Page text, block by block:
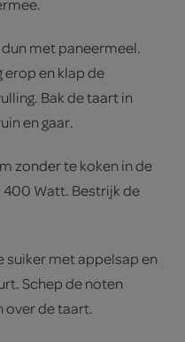
met paneermeel.
erop en klap de
Bak de taart in
en gaar.
zonder te koken in de
Watt. Bestrijk de
suiker met appelsap en
Schep de noten
over de taart.